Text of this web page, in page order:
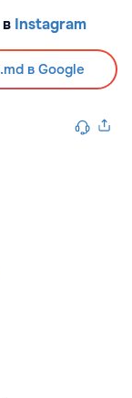
Instagram
в Google